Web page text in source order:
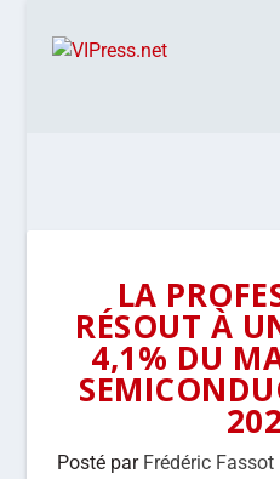
LA
RÉSOUT À
4,1% DU
Posté par Frédéric Fassot